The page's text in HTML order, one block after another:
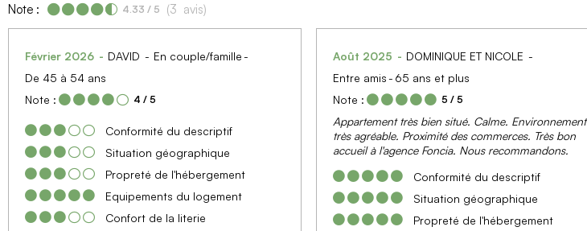
Note : 4.33 / 5 (3 avis)
Février 2026 DAVID
En couple/famille
De 45 à 54 ans
Note :
4 / 5
Conformité du descriptif
Situation géographique
Propreté de l'hébergement
Equipements du logement
Confort de la literie
Août 2025
DOMINIQUE ET NICOLE
Entre amis
65 ans et plus
Note :
5 / 5
Appartement très bien situé. Calme. Environnement
très agréable. Proximité des commerces. Très bon
accueil à l'agence Foncia. Nous recommandons.
Conformité du descriptif
Situation géographique
Propreté de l'hébergement